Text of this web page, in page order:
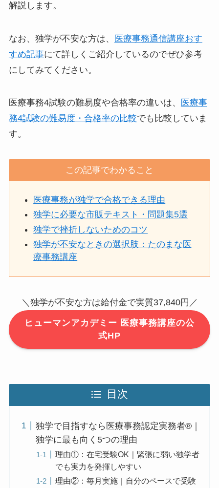
解説します。
なお、独学が不安な方は、
医療事務通信講座おす
すめ記事にて詳しくご紹介しているのでぜひ参考
にしてみてください。
医療事務4試験の難易度や合格率の違いは、
医療事
務4試験の難易度・合格率の比較でも比較していま
す。
この記事でわかること
医療事務が独学で合格できる理由
独学に必要な市販テキスト・問題集5選
独学で挫折しないためのコツ
独学が不安なときの選択肢：たのまな医
療事務講座
＼独学が不安な方は給付金で実質37,840円／
ヒューマンアカデミー 医療事務講座の公
式HP
目次
独学で目指すなら医療事務認定実務者®｜
独学に最も向く5つの理由
理由①：在宅受験OK｜緊張に弱い独学者
でも実力を発揮しやすい
理由②：毎月実施｜自分のペースで受験